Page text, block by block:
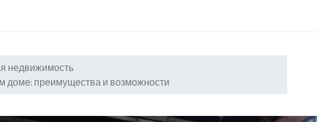
недвижимость
доме: преимущества и возможности